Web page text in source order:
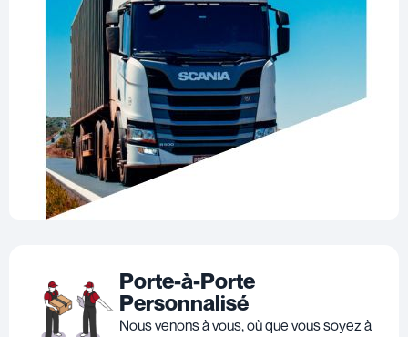
Porte-à-Porte
Personnalisé
Nous venons à vous, où que vous soyez à